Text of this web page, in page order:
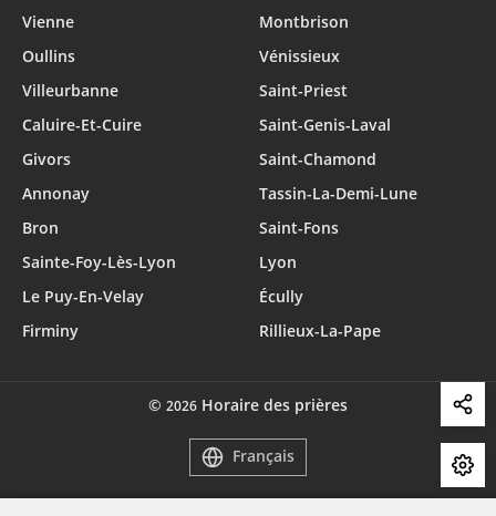
Vienne
Montbrison
Oullins
Vénissieux
Villeurbanne
Saint-Priest
Caluire-Et-Cuire
Saint-Genis-Laval
Givors
Saint-Chamond
Annonay
Tassin-La-Demi-Lune
Bron
Saint-Fons
Sainte-Foy-Lès-Lyon
Lyon
Le Puy-En-Velay
Écully
Firminy
Rillieux-La-Pape
© 2026 Horaire des prières
Français